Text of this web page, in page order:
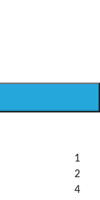
1
2
4